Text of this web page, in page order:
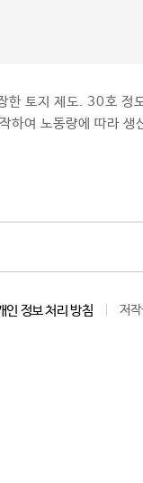
한 토지 제도. 30호 정
하여 노동량에 따라 생
인 정보 처리 방침 저